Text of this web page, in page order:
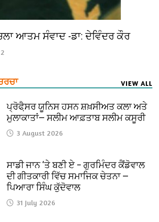
ਆਤਮ ਸੰਵਾਦ -ਡਾ: ਦੇਵਿੰਦਰ ਕੌਰ
VIEW ALL
ਪ੍ਰੋਫੈ਼ਸਰ ਯੂਨਿਸ ਹਸਨ ਸ਼ਖ਼ਸੀਅਤ ਕਲਾ ਅਤੇ
ਮੁਲਾਕਾਤਾਂ— ਸਲੀਮ ਆਫ਼ਤਾਬ ਸਲੀਮ ਕਸੂਰੀ
3 August 2026
ਸਾਡੀ ਜਾਨ ‘ਤੇ ਬਣੀ ਏ – ਗੁਰਮਿੰਦਰ ਕੈਂਡੋਵਾਲ
ਦੀ ਗੀਤਕਾਰੀ ਵਿੱਚ ਸਮਾਜਿਕ ਚੇਤਨਾ —
ਪਿਆਰਾ ਸਿੰਘ ਕੁੱਦੋਵਾਲ
31 July 2026